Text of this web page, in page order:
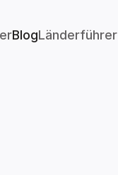
BlogLänderführer